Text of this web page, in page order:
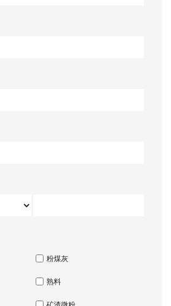
粉煤灰
熟料